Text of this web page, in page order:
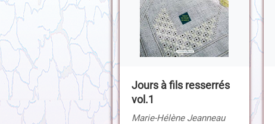
Jours à fils resserrés
vol.1
Marie-Hélène Jeanneau